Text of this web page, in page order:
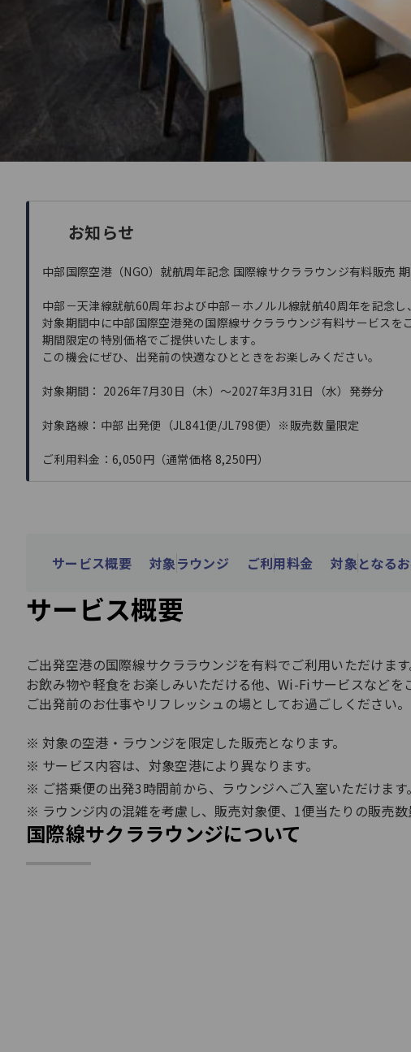
お知らせ
中部国際空港（NGO）就航周年記念 国際線サクララウンジ有料販売
中部－天津線就航60周年および中部－ホノルル線就航40周年を記念し、
対象期間中に中部国際空港発の国際線サクララウンジ有料サービスを
期間限定の特別価格でご提供いたします。
この機会にぜひ、出発前の快適なひとときをお楽しみください。
対象期間： 2026年7月30日（木）～2027年3月31日（水）発券分
対象路線：中部 出発便（JL841便/JL798便）※販売数量限定
ご利用料金：6,050円（通常価格 8,250円）
サービス概要 対象ラウンジ ご利用料金 対象となる
サービス概要
ご出発空港の国際線サクララウンジを有料でご利用いただけます
お飲み物や軽食をお楽しみいただける他、Wi-Fiサービスなどを
ご出発前のお仕事やリフレッシュの場としてお過ごしください。
対象の空港・ラウンジを限定した販売となります。​
サービス内容は、対象空港により異なります。
ご搭乗便の出発3時間前から、ラウンジへご入室いただけます。​
ラウンジ内の混雑を考慮し、販売対象便、1便当たりの販売数
国際線サクララウンジについて